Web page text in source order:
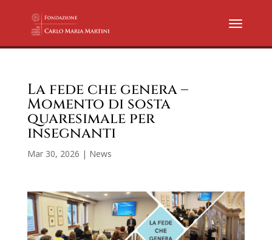
La fede che genera –
Momento di sosta
quaresimale per
insegnanti
Mar 30, 2026 | News